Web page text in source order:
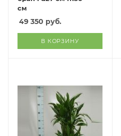
см
49 350 руб.
В КОРЗИНУ